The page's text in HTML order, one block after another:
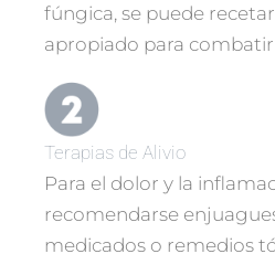
fúngica, se puede
apropiado para combatir
Terapias de Alivio
Para el dolor y la
recomendarse
medicados o remedios